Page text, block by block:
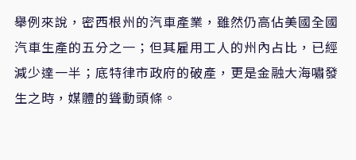
舉例來說，密西根州的汽車產業，雖然仍高佔美國全國
汽車生產的五分之一；但其雇用工人的州內占比，已經
減少達一半；底特律市政府的破產，更是金融大海嘯發
生之時，媒體的聳動頭條。